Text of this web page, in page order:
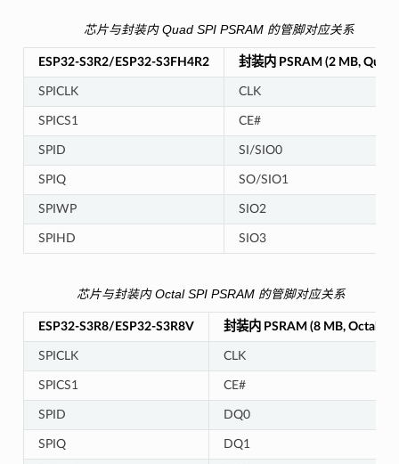
芯片与封装内 Quad SPI PSRAM 的管脚对应关系
ESP32-S3R2/ESP32-S3FH4R2 封装内 PSRAM (2 MB, Quad
SPICLK CLK
SPICS1 CE#
SPID SI/SIO0
SPIQ SO/SIO1
SPIWP SIO2
SPIHD SIO3
芯片与封装内 Octal SPI PSRAM 的管脚对应关系
ESP32-S3R8/ESP32-S3R8V 封装内 PSRAM (8 MB, Octal
SPICLK CLK
SPICS1 CE#
SPID DQ0
SPIQ DQ1